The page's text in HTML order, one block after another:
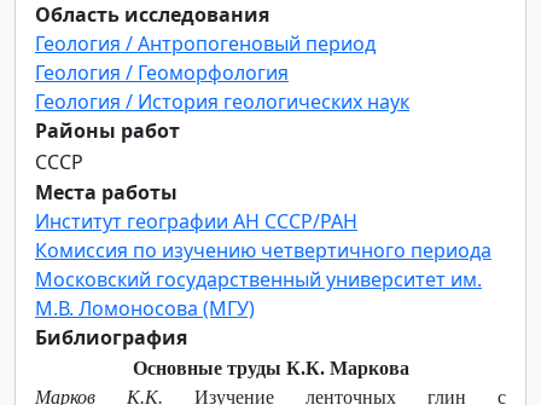
Область исследования
Геология / Антропогеновый период
Геология / Геоморфология
Геология / История геологических наук
Районы работ
СССР
Места работы
Институт географии АН СССР/РАН
Комиссия по изучению четвертичного периода
Московский государственный университет им.
М.В. Ломоносова (МГУ)
Библиография
Основные труды К.К. Маркова
Марков К.К. Изучение ленточных глин с